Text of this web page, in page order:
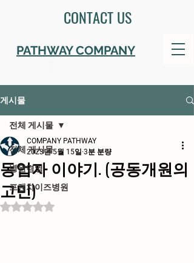
PATHWAY COMPANY
CONTACT US
게시물
전체 게시물
병원경영
프랜차이즈병원
전체 게시물
동업자 이야기. (공동개원의
고민)
COMPANY PATHWAY
2023년 5월 15일 3분 분량
별점 5점 중 NaN점을 주었습니다.